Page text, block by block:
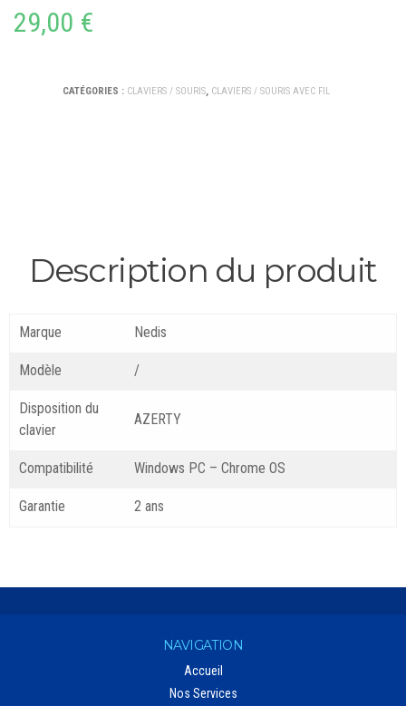
29,00 €
CATÉGORIES : CLAVIERS / SOURIS, CLAVIERS / SOURIS AVEC FIL
Description du produit
Marque Nedis
Modèle /
Disposition du
clavier
AZERTY
Compatibilité Windows PC – Chrome OS
Garantie 2 ans
NAVIGATION
Accueil
Nos Services